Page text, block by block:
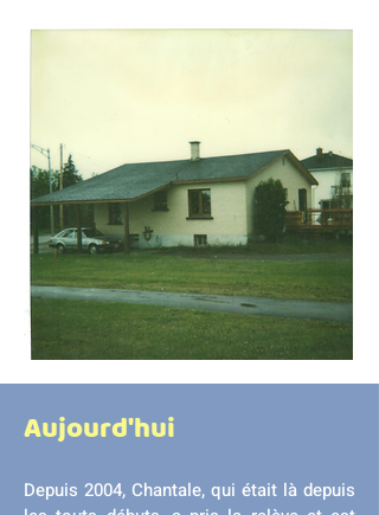
Aujourd'hui
Depuis 2004, Chantale, qui était là depuis